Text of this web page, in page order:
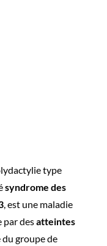
type
syndrome des
, est une maladie
par desatteintes
groupe de